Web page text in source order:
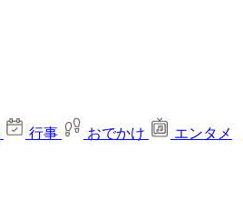
行事 おでかけ
エンタメ